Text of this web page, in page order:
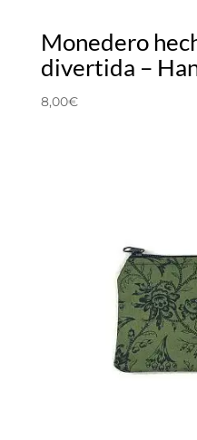
Monedero
divertida –
8,00€